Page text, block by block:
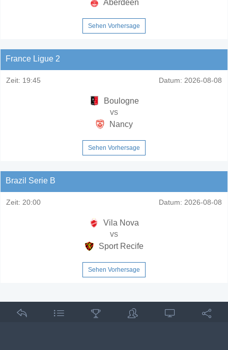
Aberdeen
Sehen Vorhersage
France Ligue 2
Zeit: 19:45 Datum: 2026-08-08
Boulogne
vs
Nancy
Sehen Vorhersage
Brazil Serie B
Zeit: 20:00 Datum: 2026-08-08
Vila Nova
vs
Sport Recife
Sehen Vorhersage